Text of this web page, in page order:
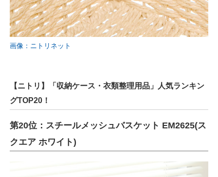
画像：ニトリネット
【ニトリ】「収納ケース・衣類整理用品」人気ランキン
グTOP20！
第20位：スチールメッシュバスケット EM2625(ス
クエア ホワイト)